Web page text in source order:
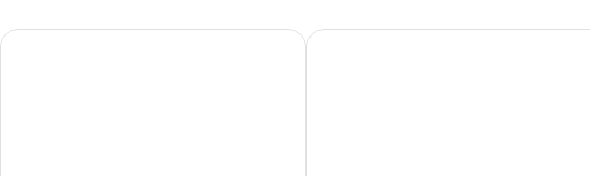
garð
Halepa Hotel Epavli Grace Hotel